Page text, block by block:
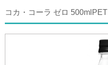
コカ・コーラ ゼロ 500mlPET